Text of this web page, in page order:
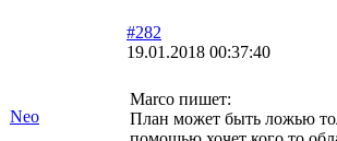
Neo
#282
19.01.2018 00:37:40
Marco пишет:
План может быть ложью